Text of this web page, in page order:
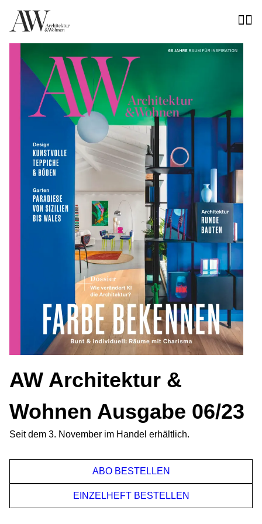
AW Architektur &
Wohnen Ausgabe 06/23
Seit dem 3. November im Handel erhältlich.
ABO BESTELLEN
EINZELHEFT BESTELLEN